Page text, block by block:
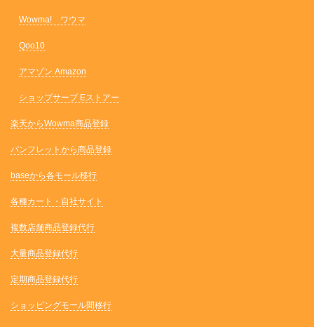
Wowma! ワウマ
Qoo10
アマゾン Amazon
ショップサーブ Eストアー
楽天からWowma商品登録
パンフレットから商品登録
baseから各モール移行
各種カート・自社サイト
複数店舗商品登録代行
大量商品登録代行
定期商品登録代行
ショッピングモール間移行